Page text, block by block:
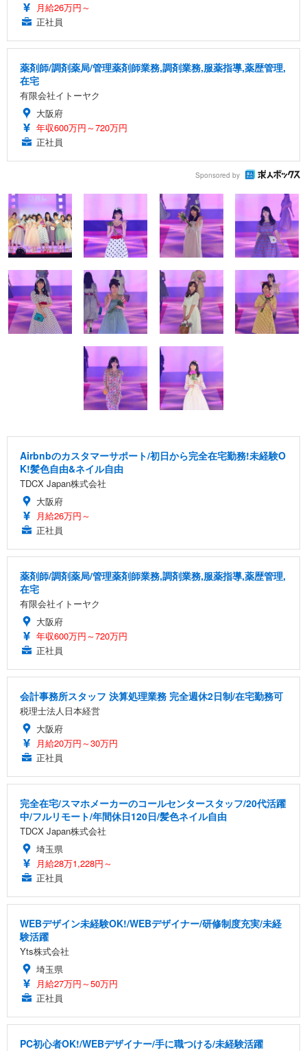
月給26万円～
正社員
薬剤師/調剤薬局/管理薬剤師業務,調剤業務,服薬指導,薬歴管理,
在宅
有限会社イトーヤク
大阪府
年収600万円～720万円
正社員
Sponsored by
Airbnbのカスタマーサポート/初日から完全在宅勤務!未経験O
K!髪色自由&ネイル自由
TDCX Japan株式会社
大阪府
月給26万円～
正社員
薬剤師/調剤薬局/管理薬剤師業務,調剤業務,服薬指導,薬歴管理,
在宅
有限会社イトーヤク
大阪府
年収600万円～720万円
正社員
会計事務所スタッフ 決算処理業務 完全週休2日制/在宅勤務可
税理士法人日本経営
大阪府
月給20万円～30万円
正社員
完全在宅/スマホメーカーのコールセンタースタッフ/20代活躍
中/フルリモート/年間休日120日/髪色ネイル自由
TDCX Japan株式会社
埼玉県
月給28万1,228円～
正社員
WEBデザイン未経験OK!/WEBデザイナー/研修制度充実/未経
験活躍
Yts株式会社
埼玉県
月給27万円～50万円
正社員
PC初心者OK!/WEBデザイナー/手に職つける/未経験活躍